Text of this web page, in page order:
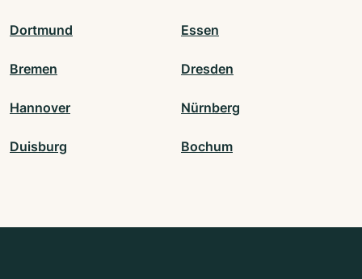
Dortmund Essen
Bremen Dresden
Hannover Nürnberg
Duisburg Bochum